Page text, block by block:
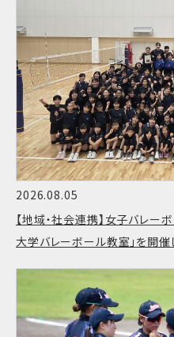
2026.08.05
【地域・社会連携】女子バレー
大学バレーボール教室」を開催